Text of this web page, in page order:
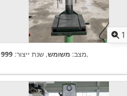
1
מצב: משומש, שנת ייצור: ,